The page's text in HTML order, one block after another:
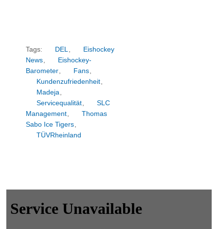
Tags: DEL
Eishockey
News
Eishockey-
Barometer
Fans
Kundenzufriedenheit
Madeja
Servicequalität
SLC
Management
Thomas
Sabo Ice Tigers
TÜVRheinland